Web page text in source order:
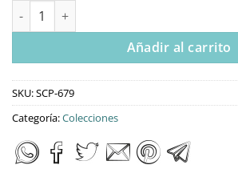
Scp-679 Papel Scrap Colección Comunión
Añadir al carrito
SKU:SCP-679
Categoría:Colecciones